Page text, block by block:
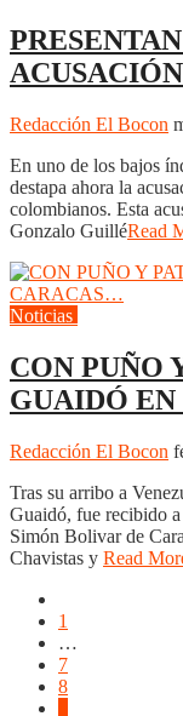
Redacción El Bocon
En uno de los bajos
destapa ahora la
colombianos. Esta
Gonzalo GuilléRead
Noticias
CON PUÑO
GUAIDÓ
Redacción El Bocon
Tras su arribo a
Guaidó, fue recibido
Simón Bolivar de
Chavistas y Read
1
…
7
8